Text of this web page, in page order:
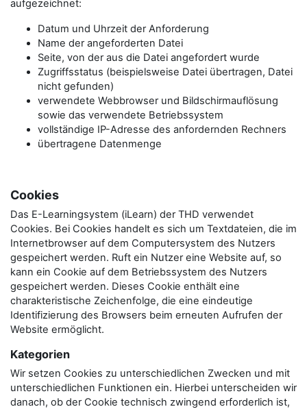
aufgezeichnet:
Datum und Uhrzeit der Anforderung
Name der angeforderten Datei
Seite, von der aus die Datei angefordert wurde
Zugriffsstatus (beispielsweise Datei übertragen, Datei
nicht gefunden)
verwendete Webbrowser und Bildschirmauflösung
sowie das verwendete Betriebssystem
vollständige IP-Adresse des anfordernden Rechners
übertragene Datenmenge
Cookies
Das E-Learningsystem (iLearn) der THD verwendet
Cookies. Bei Cookies handelt es sich um Textdateien, die im
Internetbrowser auf dem Computersystem des Nutzers
gespeichert werden. Ruft ein Nutzer eine Website auf, so
kann ein Cookie auf dem Betriebssystem des Nutzers
gespeichert werden. Dieses Cookie enthält eine
charakteristische Zeichenfolge, die eine eindeutige
Identifizierung des Browsers beim erneuten Aufrufen der
Website ermöglicht.
Kategorien
Wir setzen Cookies zu unterschiedlichen Zwecken und mit
unterschiedlichen Funktionen ein. Hierbei unterscheiden wir
danach, ob der Cookie technisch zwingend erforderlich ist,